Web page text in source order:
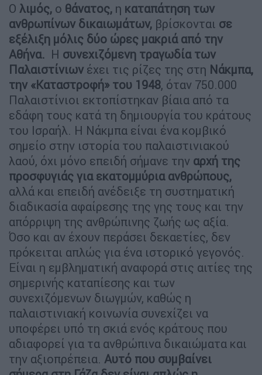
Ο λιμός, ο θάνατος, η καταπάτηση των
ανθρωπίνων δικαιωμάτων, βρίσκονται σε
εξέλιξη μόλις δύο ώρες μακριά από την
Αθήνα. Η συνεχιζόμενη τραγωδία των
Παλαιστίνιων έχει τις ρίζες της στη Νάκμπα,
την «Καταστροφή» του 1948, όταν 750.000
Παλαιστίνιοι εκτοπίστηκαν βίαια από τα
εδάφη τους κατά τη δημιουργία του κράτους
του Ισραήλ. Η Νάκμπα είναι ένα κομβικό
σημείο στην ιστορία του παλαιστινιακού
λαού, όχι μόνο επειδή σήμανε την αρχή της
προσφυγιάς για εκατομμύρια ανθρώπους,
αλλά και επειδή ανέδειξε τη συστηματική
διαδικασία αφαίρεσης της γης τους και την
απόρριψη της ανθρώπινης ζωής ως αξία.
Όσο και αν έχουν περάσει δεκαετίες, δεν
πρόκειται απλώς για ένα ιστορικό γεγονός.
Είναι η εμβληματική αναφορά στις αιτίες της
σημερινής καταπίεσης και των
συνεχιζόμενων διωγμών, καθώς η
παλαιστινιακή κοινωνία συνεχίζει να
υποφέρει υπό τη σκιά ενός κράτους που
αδιαφορεί για τα ανθρώπινα δικαιώματα και
την αξιοπρέπεια. Αυτό που συμβαίνει